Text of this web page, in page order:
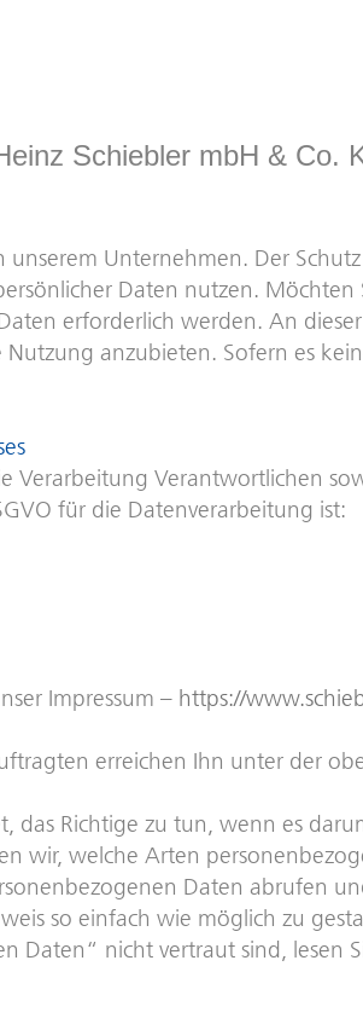
Schiebler mbH & Co.
unserem Unternehmen. Der
Daten nutzen.
erforderlich werden. An
anzubieten. Sofern es
Verarbeitung Verantwortlichen
für die Datenverarbeitung ist:
Impressum – https://
erreichen Ihn unter der
das Richtige zu tun, wenn es
wir, welche Arten
Daten abrufen
so einfach wie möglich zu
Daten“ nicht vertraut sind, lesen